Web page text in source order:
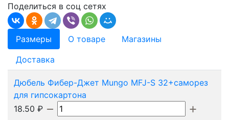
Поделиться в соц сетях
Размеры О товаре
Магазины
Доставка
Дюбель Фибер-Джет Mungo MFJ-S 32+саморез
для гипсокартона
18.50 ₽